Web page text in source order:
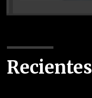
Recientes